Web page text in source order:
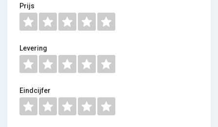
Prijs
Levering
Eindcijfer